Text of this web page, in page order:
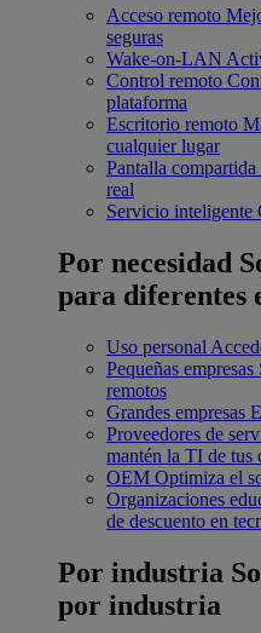
Acceso remoto
seguras
Wake-on-LAN
Control remoto
plataforma
Escritorio remoto
cualquier lugar
Pantalla compartida
real
Servicio inteligente
Por necesidad
para diferentes
Uso personal
Pequeñas empresas
remotos
Grandes empresas
Proveedores de
mantén la TI de tus
OEM Optimiza el
Organizaciones
de descuento en
Por industria
por industria